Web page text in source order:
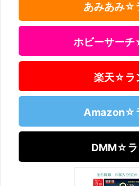
あみあみ☆
ホビーサー
楽天☆ラ
Amazon☆
DMM☆ラ